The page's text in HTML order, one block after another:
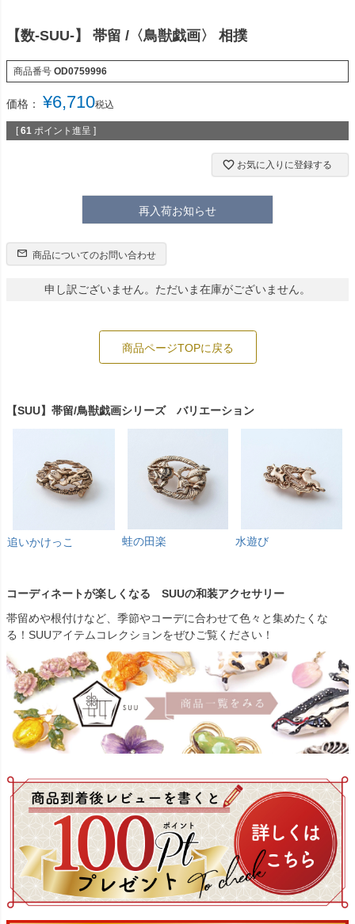
【数-SUU-】 帯留 /〈鳥獣戯画〉 相撲
商品番号 OD0759996
価格： ¥6,710税込
[ 61 ポイント進呈 ]
お気に入りに登録する
再入荷お知らせ
商品についてのお問い合わせ
申し訳ございません。ただいま在庫がございません。
商品ページTOPに戻る
【SUU】帯留/鳥獣戯画シリーズ バリエーション
追いかけっこ 蛙の田楽 水遊び
コーディネートが楽しくなる SUUの和装アクセサリー
帯留めや根付けなど、季節やコーデに合わせて色々と集めたくな
る！SUUアイテムコレクションをぜひご覧ください！